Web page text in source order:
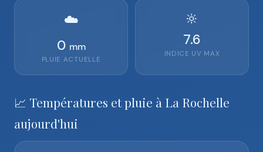
☁️
0 mm
PLUIE ACTUELLE
🔆
7.6
INDICE UV MAX
📈 Températures et pluie à La Rochelle
aujourd'hui